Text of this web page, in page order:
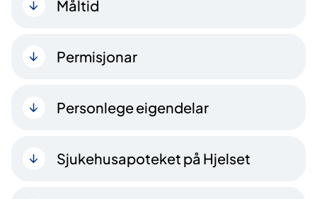
Måltid
Permisjonar
Personlege eigendelar
Sjukehusapoteket på Hjelset